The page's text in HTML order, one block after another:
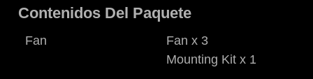
Contenidos Del Paquete
Fan
Fan x 3
Mounting Kit x 1